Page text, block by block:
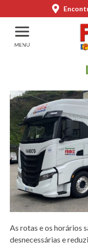
As rotas e os horários
desnecessárias e